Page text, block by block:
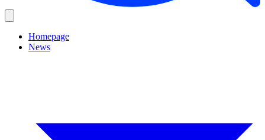
Homepage
News